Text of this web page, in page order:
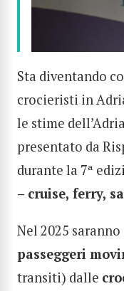
Sta diventando
crocieristi in
le stime
presentato da
durante la 7ª
– cruise, ferry,
Nel 2025
passeggeri
transiti) dalle